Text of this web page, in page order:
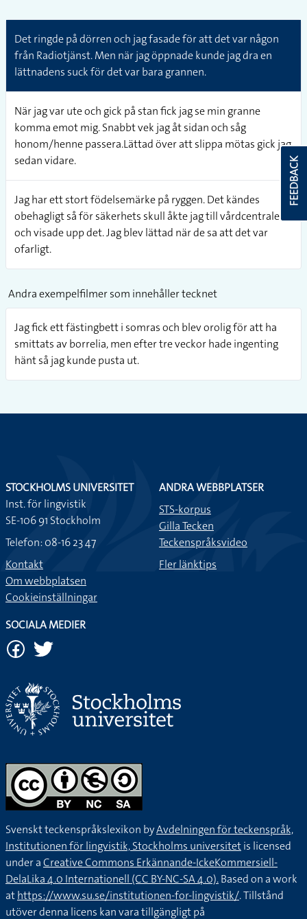
Det ringde på dörren och jag fasade för att det var någon
från Radiotjänst. Men när jag öppnade kunde jag dra en
lättnadens suck för det var bara grannen.
När jag var ute och gick på stan fick jag se min granne
komma emot mig. Snabbt vek jag åt sidan och såg
honom/henne passera.Lättad över att slippa mötas gick jag
sedan vidare.
Jag har ett stort födelsemärke på ryggen. Det kändes
obehagligt så för säkerhets skull åkte jag till vårdcentralen
och visade upp det. Jag blev lättad när de sa att det var
ofarligt.
Andra exempelfilmer som innehåller tecknet
Jag fick ett fästingbett i somras och blev orolig för att ha
smittats av borrelia, men efter tre veckor hade ingenting
hänt så jag kunde pusta ut.
FEEDBACK
STOCKHOLMS UNIVERSITET
Inst. för lingvistik
SE-106 91 Stockholm
Telefon: 08-16 23 47
Kontakt
Om webbplatsen
Cookieinställningar
ANDRA WEBBPLATSER
STS-korpus
Gilla Tecken
Teckenspråksvideo
Fler länktips
SOCIALA MEDIER
Svenskt teckenspråkslexikon byAvdelningen för teckenspråk,
Institutionen för lingvistik, Stockholms universitetis licensed
under aCreative Commons Erkännande-IckeKommersiell-
DelaLika 4.0 Internationell (CC BY-NC-SA 4.0).Based on a work
athttps://www.su.se/institutionen-for-lingvistik/. Tillstånd
utöver denna licens kan vara tillgängligt på